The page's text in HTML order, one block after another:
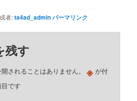
者:ta4ad_adminパーマリンク
残す
されることはありません。 ※ が付
です